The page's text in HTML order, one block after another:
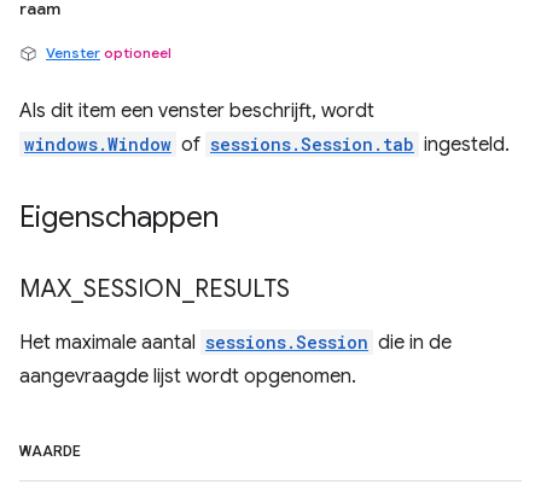
raam
Venster optioneel
Als dit item een venster beschrijft, wordt
windows.Window of sessions.Session.tab ingesteld.
Eigenschappen
MAX SESSION RESULTS
Het maximale aantal sessions.Session die in de
aangevraagde lijst wordt opgenomen.
WAARDE